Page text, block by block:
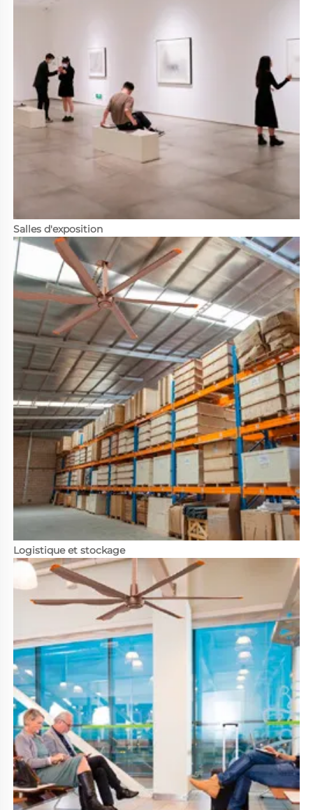
Salles d'exposition
Logistique et stockage